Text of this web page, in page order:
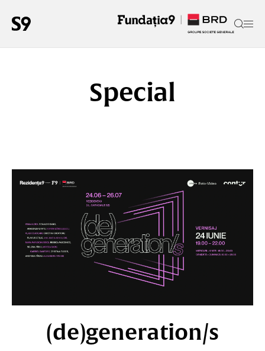
Special
(de)generation/s